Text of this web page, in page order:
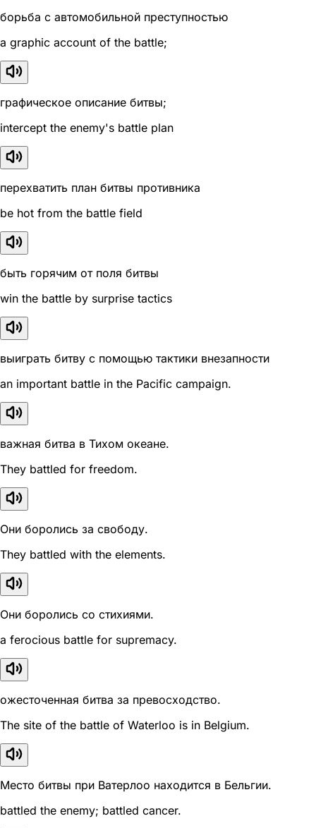
борьба с автомобильной преступностью
a graphic account of the battle;
графическое описание битвы;
intercept the enemy's battle plan
перехватить план битвы противника
be hot from the battle field
быть горячим от поля битвы
win the battle by surprise tactics
выиграть битву с помощью тактики внезапности
an important battle in the Pacific campaign.
важная битва в Тихом океане.
They battled for freedom.
Они боролись за свободу.
They battled with the elements.
Они боролись со стихиями.
a ferocious battle for supremacy.
ожесточенная битва за превосходство.
The site of the battle of Waterloo is in Belgium.
Место битвы при Ватерлоо находится в Бельгии.
battled the enemy; battled cancer.